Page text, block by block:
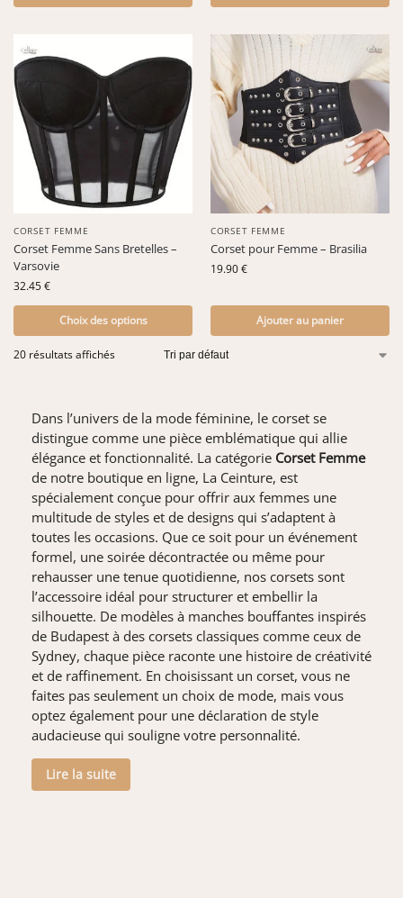
CORSET FEMME
Corset Femme Sans Bretelles –
Varsovie
32.45€
Choix des options
CORSET FEMME
Corset pour Femme – Brasilia
19.90€
Ajouter au panier
20 résultats affichés
Dans l’univers de la mode féminine, le corset se
distingue comme une pièce emblématique qui allie
élégance et fonctionnalité. La catégorie Corset Femme
de notre boutique en ligne, La Ceinture, est
spécialement conçue pour offrir aux femmes une
multitude de styles et de designs qui s’adaptent à
toutes les occasions. Que ce soit pour un événement
formel, une soirée décontractée ou même pour
rehausser une tenue quotidienne, nos corsets sont
l’accessoire idéal pour structurer et embellir la
silhouette. De modèles à manches bouffantes inspirés
de Budapest à des corsets classiques comme ceux de
Sydney, chaque pièce raconte une histoire de créativité
et de raffinement. En choisissant un corset, vous ne
faites pas seulement un choix de mode, mais vous
optez également pour une déclaration de style
audacieuse qui souligne votre personnalité.
Lire la suite